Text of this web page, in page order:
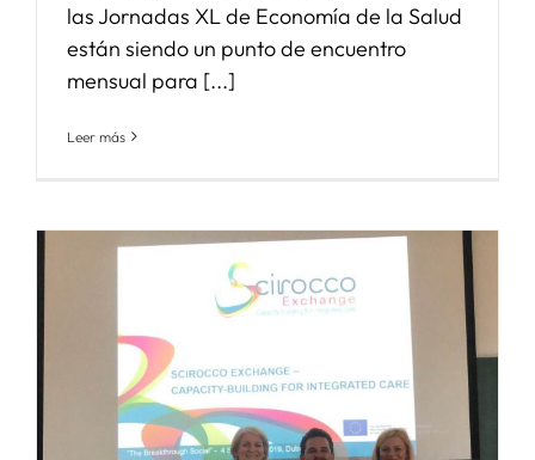
las Jornadas XL de Economía de la Salud
están siendo un punto de encuentro
mensual para [...]
Leer más